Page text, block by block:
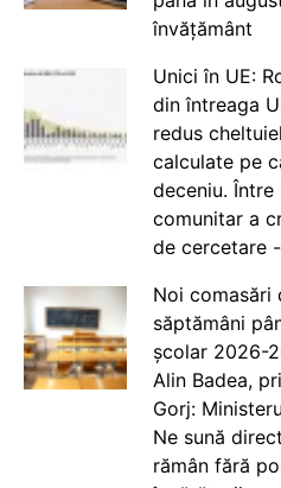
învățământ
Unici în UE:
din întreaga
redus
calculate pe
deceniu.
comunitar a
de cercetare
Noi comasări
săptămâni
școlar 2026-
Alin Badea,
Gorj:
Ne sună
rămân fără